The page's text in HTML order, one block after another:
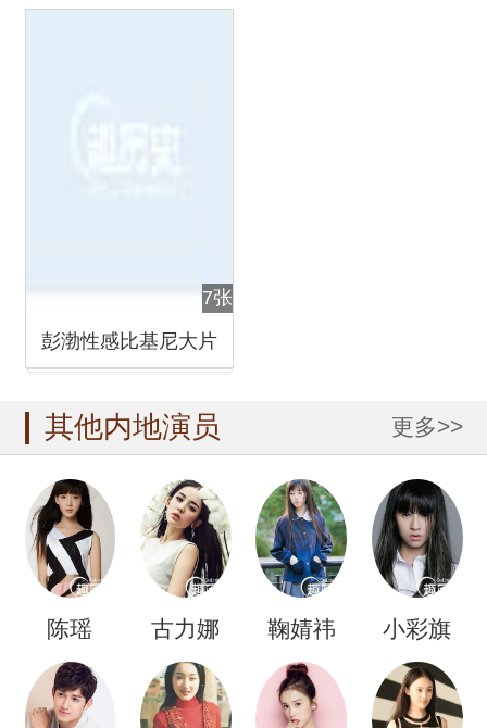
7张
彭渤性感比基尼大片
其他内地演员 更多>>
陈瑶 古力娜
扎
鞠婧祎 小彩旗